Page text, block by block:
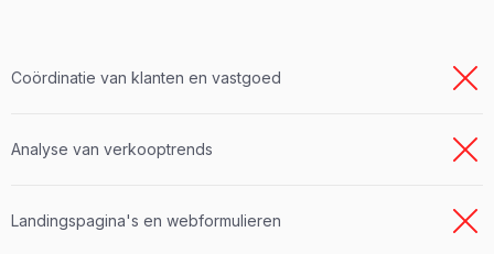
Coördinatie van klanten en vastgoed
Analyse van verkooptrends
Landingspagina's en webformulieren